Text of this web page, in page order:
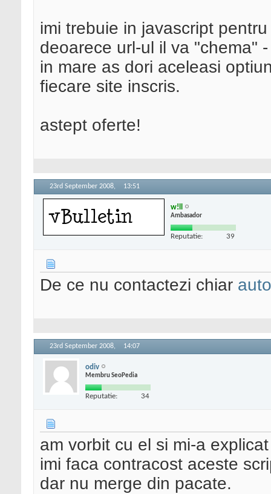
imi trebuie in javascript
deoarece url-ul il va "chema"
in mare as dori aceleasi
fiecare site inscris.
astept oferte!
23rd September 2008, 13:51
w!ll
Ambasador
Reputatie: 39
De ce nu contactezi chiar
23rd September 2008, 14:07
odiv
Membru SeoPedia
Reputatie: 34
am vorbit cu el si mi-a
imi faca contracost aceste
dar nu merge din pacate.